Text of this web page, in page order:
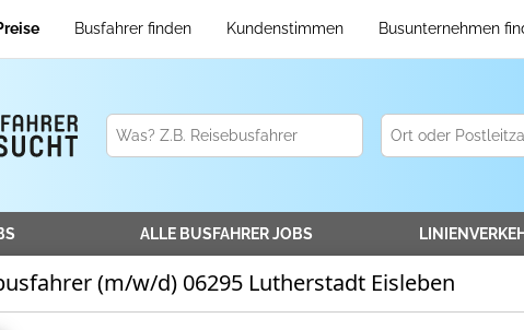
Busfahrer finden Kundenstimmen Busunternehmen
ALLE BUSFAHRERJOBS
(m/w/d) 06295 Lutherstadt Eisleben